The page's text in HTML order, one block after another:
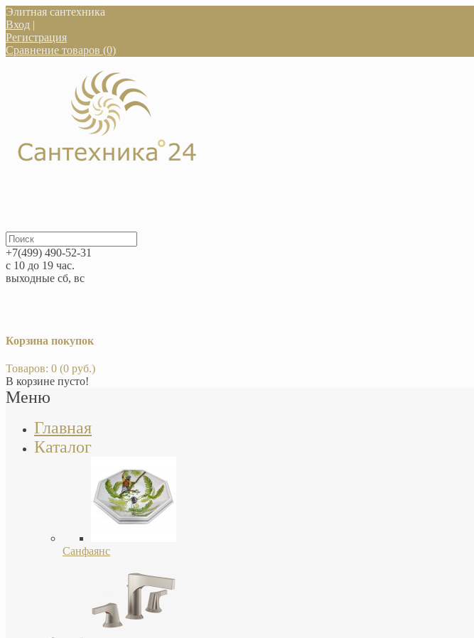
Элитная сантехника
Вход |
Регистрация
Сравнение товаров (0)
+7(499) 490-52-31
с 10 до 19 час.
выходные сб, вс
Корзина покупок
Товаров: 0 (0 руб.)
В корзине пусто!
Меню
Главная
Каталог
Санфаянс